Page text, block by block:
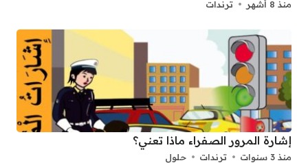
منذ 8 أشهر ترندات
إشارة المرور الصفراء ماذا تعني؟
منذ 3 سنوات ترندات حلول